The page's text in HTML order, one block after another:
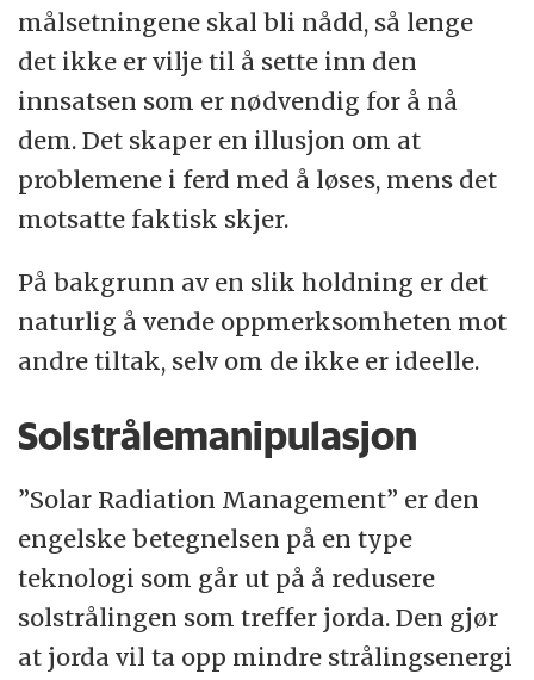
målsetningene skal bli nådd, så lenge
det ikke er vilje til å sette inn den
innsatsen som er nødvendig for å nå
dem. Det skaper en illusjon om at
problemene i ferd med å løses, mens det
motsatte faktisk skjer.
På bakgrunn av en slik holdning er det
naturlig å vende oppmerksomheten mot
andre tiltak, selv om de ikke er ideelle.
Solstrålemanipulasjon
”Solar Radiation Management” er den
engelske betegnelsen på en type
teknologi som går ut på å redusere
solstrålingen som treffer jorda. Den gjør
at jorda vil ta opp mindre strålingsenergi